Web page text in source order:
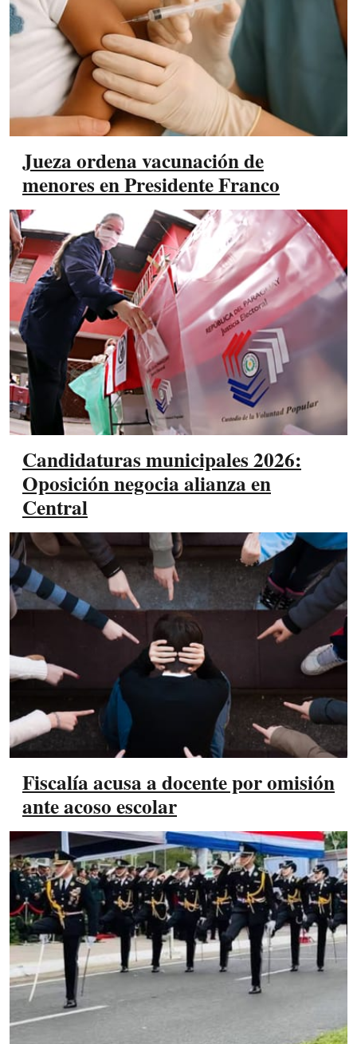
Jueza ordena vacunación de
menores en Presidente Franco
Candidaturas municipales 2026:
Oposición negocia alianza en
Central
Fiscalía acusa a docente por omisión
ante acoso escolar